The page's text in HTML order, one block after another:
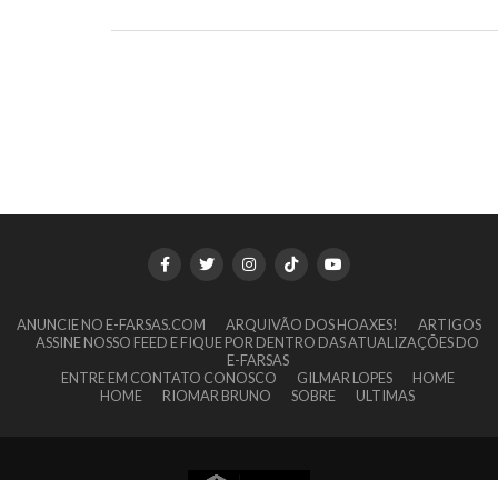
ANUNCIE NO E-FARSAS.COM ARQUIVÃO DOS HOAXES!
ARTIGOS
ASSINE NOSSO FEED E FIQUE POR DENTRO DAS ATUALIZAÇÕES DO
E-FARSAS
ENTRE EM CONTATO CONOSCO
GILMAR LOPES
HOME
HOME
RIOMAR BRUNO SOBRE ULTIMAS